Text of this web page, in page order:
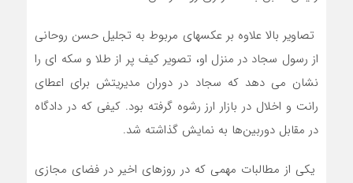
تصاویر بالا علاوه بر عکسهای مربوط به تجلیل حسن روحانی
از رسول سجاد در منزل او، تصویر کیف پر از طلا و سکه ای را
نشان می دهد که سجاد در دوران مدیریتش برای اعطای
رانت و اخلال در بازار ارز رشوه گرفته بود. کیفی که در دادگاه
در مقابل دوربین‌ها به نمایش گذاشته شد.
یکی از مطالبات مهمی که در روزهای اخیر در فضای مجازی